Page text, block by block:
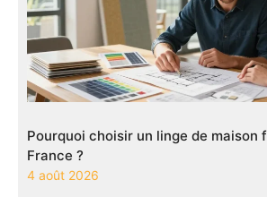
Pourquoi choisir un linge de maison
France ?
4 août 2026